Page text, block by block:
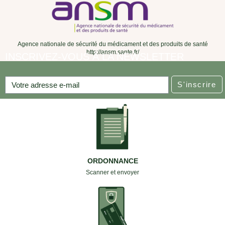
Agence nationale de sécurité du médicament et des produits de santé
http://ansm.sante.fr/
INSCRIVEZ-VOUS À LA NEWSLETTER
S'inscrire
ORDONNANCE
Scanner et envoyer